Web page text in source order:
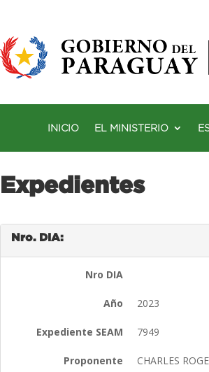
INICIO EL MINISTERIO
Expedientes
Nro. DIA:
Nro DIA
Año 2023
Expediente SEAM 7949
Proponente CHARLES